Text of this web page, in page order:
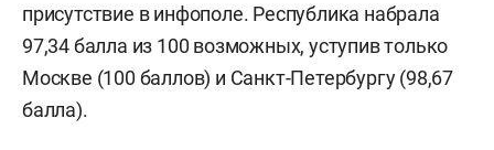
присутствие в инфополе. Республика набрала
97,34 балла из 100 возможных, уступив только
Москве (100 баллов) и Санкт-Петербургу (98,67
балла).